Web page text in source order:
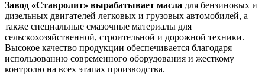
Завод «Ставролит» вырабатывает масла для бензиновых и
дизельных двигателей легковых и грузовых автомобилей, а
также специальные смазочные материалы для
сельскохозяйственной, строительной и дорожной техники.
Высокое качество продукции обеспечивается благодаря
использованию современного оборудования и жесткому
контролю на всех этапах производства.